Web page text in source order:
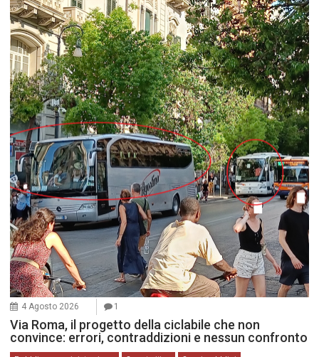
4 Agosto 2026 1
Via Roma, il progetto della ciclabile che non
convince: errori, contraddizioni e nessun confronto